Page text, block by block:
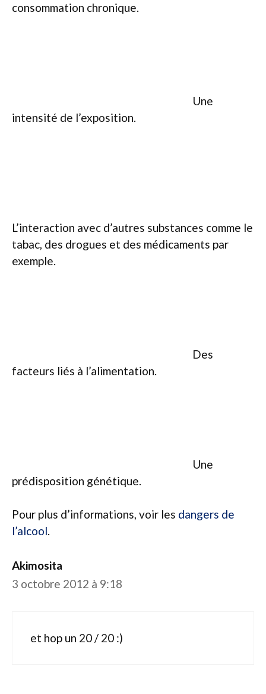
consommation chronique.
Une
intensité de l’exposition.
L’interaction avec d’autres substances comme le
tabac, des drogues et des médicaments par
exemple.
Des
facteurs liés à l’alimentation.
Une
prédisposition génétique.
Pour plus d’informations, voir les dangers de
l’alcool.
Akimosita
3 octobre 2012 à 9:18
et hop un 20 / 20 :)